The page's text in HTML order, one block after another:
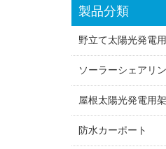
製品分類
野立て太陽光発電
ソーラーシェアリ
屋根太陽光発電用
防水カーポート